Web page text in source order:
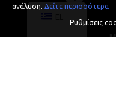
ανάλυση. Δείτε περισσότερα
Ρυθμίσεις